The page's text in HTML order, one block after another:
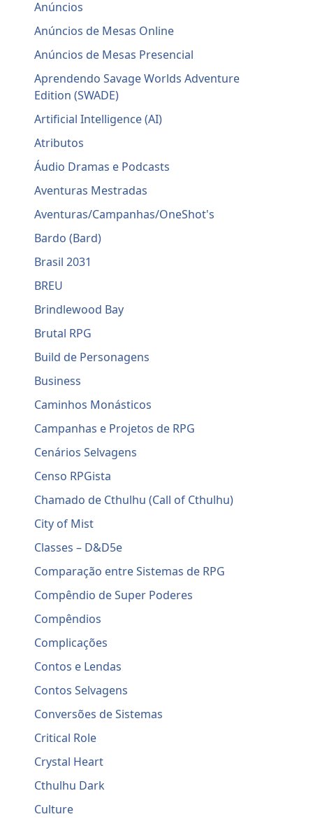
Anúncios
Anúncios de Mesas Online
Anúncios de Mesas Presencial
Aprendendo Savage Worlds Adventure
Edition (SWADE)
Artificial Intelligence (AI)
Atributos
Áudio Dramas e Podcasts
Aventuras Mestradas
Aventuras/Campanhas/OneShot's
Bardo (Bard)
Brasil 2031
BREU
Brindlewood Bay
Brutal RPG
Build de Personagens
Business
Caminhos Monásticos
Campanhas e Projetos de RPG
Cenários Selvagens
Censo RPGista
Chamado de Cthulhu (Call of Cthulhu)
City of Mist
Classes – D&D5e
Comparação entre Sistemas de RPG
Compêndio de Super Poderes
Compêndios
Complicações
Contos e Lendas
Contos Selvagens
Conversões de Sistemas
Critical Role
Crystal Heart
Cthulhu Dark
Culture